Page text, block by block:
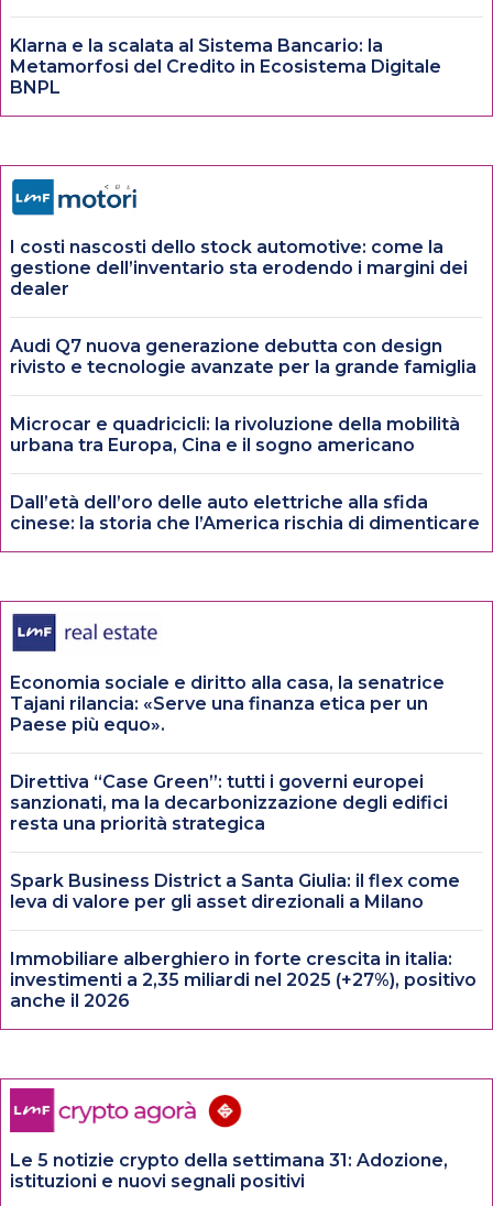
Klarna e la scalata al Sistema Bancario: la
Metamorfosi del Credito in Ecosistema Digitale
BNPL
I costi nascosti dello stock automotive: come la
gestione dell’inventario sta erodendo i margini dei
dealer
Audi Q7 nuova generazione debutta con design
rivisto e tecnologie avanzate per la grande famiglia
Microcar e quadricicli: la rivoluzione della mobilità
urbana tra Europa, Cina e il sogno americano
Dall’età dell’oro delle auto elettriche alla sfida
cinese: la storia che l’America rischia di dimenticare
Economia sociale e diritto alla casa, la senatrice
Tajani rilancia: «Serve una finanza etica per un
Paese più equo».
Direttiva “Case Green”: tutti i governi europei
sanzionati, ma la decarbonizzazione degli edifici
resta una priorità strategica
Spark Business District a Santa Giulia: il flex come
leva di valore per gli asset direzionali a Milano
Immobiliare alberghiero in forte crescita in italia:
investimenti a 2,35 miliardi nel 2025 (+27%), positivo
anche il 2026
Le 5 notizie crypto della settimana 31: Adozione,
istituzioni e nuovi segnali positivi